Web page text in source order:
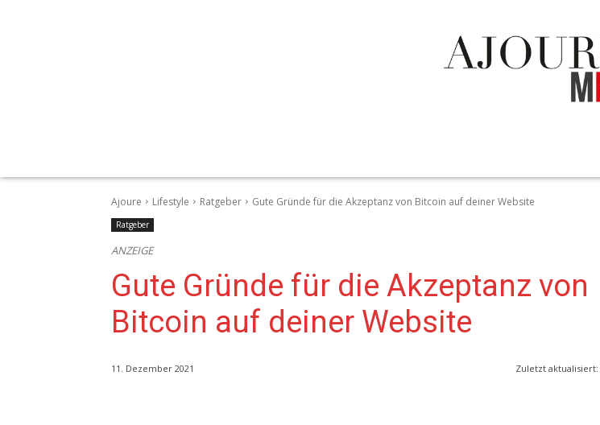
Ajoure Lifestyle Ratgeber Gute Gründe für die Akzeptanz von Bitcoin auf deiner Website
Ratgeber
ANZEIGE
Gute Gründe für die Akzeptanz von
Bitcoin auf deiner Website
11. Dezember 2021 Zuletzt aktualisiert: